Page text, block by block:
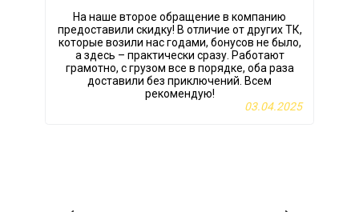
На наше второе обращение в компанию
предоставили скидку! В отличие от других ТК,
которые возили нас годами, бонусов не было,
а здесь – практически сразу. Работают
грамотно, с грузом все в порядке, оба раза
доставили без приключений. Всем
рекомендую!
03.04.2025